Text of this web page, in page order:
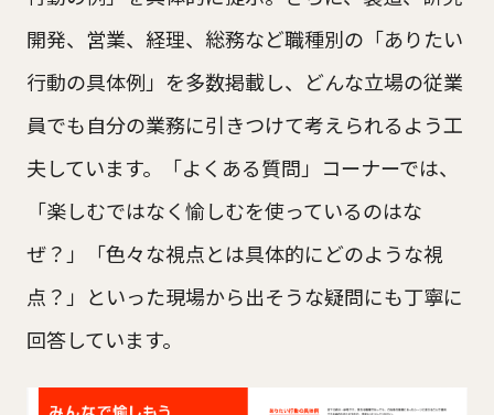
開発、営業、経理、総務など職種別の「ありたい
行動の具体例」を多数掲載し、どんな立場の従業
員でも自分の業務に引きつけて考えられるよう工
夫しています。「よくある質問」コーナーでは、
「楽しむではなく愉しむを使っているのはな
ぜ？」「色々な視点とは具体的にどのような視
点？」といった現場から出そうな疑問にも丁寧に
回答しています。